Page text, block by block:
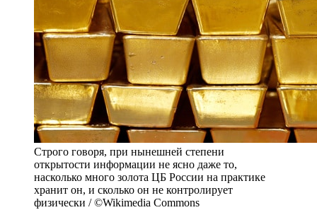
Строго говоря, при нынешней степени
открытости информации не ясно даже то,
насколько много золота ЦБ России на практике
хранит он, и сколько он не контролирует
физически / ©Wikimedia Commons